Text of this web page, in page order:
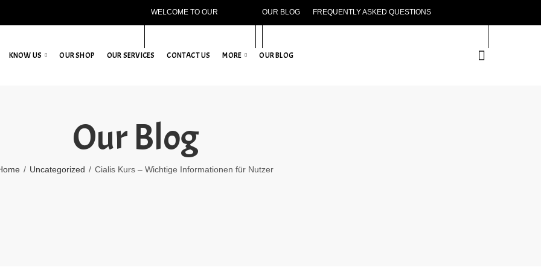
WELCOME TO OUR OUR BLOG FREQUENTLY ASKED QUESTIONS
KNOW US OUR SHOP OUR SERVICES CONTACT US MORE OUR BLOG
Our Blog
Uncategorized Cialis Kurs – Wichtige Informationen für Nutzer